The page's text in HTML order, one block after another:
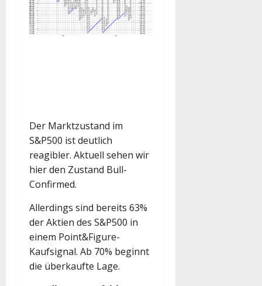
Der Marktzustand im
S&P500 ist deutlich
reagibler. Aktuell sehen wir
hier den Zustand Bull-
Confirmed.
Allerdings sind bereits 63%
der Aktien des S&P500 in
einem Point&Figure-
Kaufsignal. Ab 70% beginnt
die überkaufte Lage.